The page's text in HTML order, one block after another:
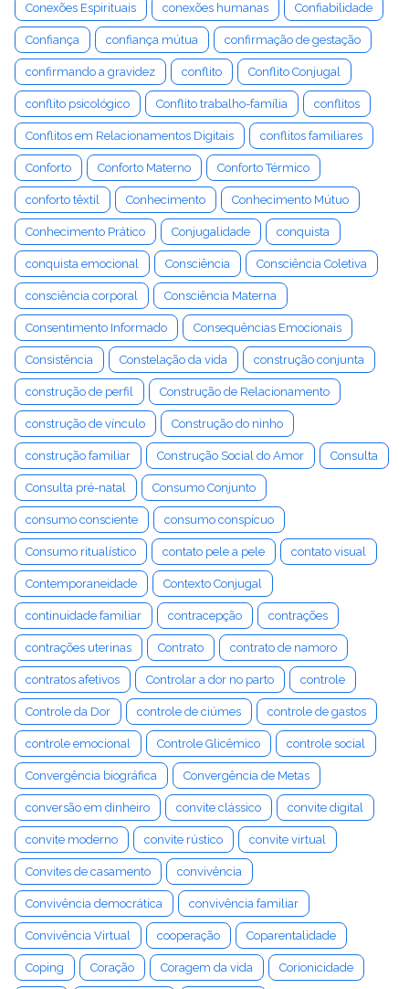
Conexões Espirituais conexões humanas Confiabilidade
Confiança confiança mútua confirmação de gestação
confirmando a gravidez conflito Conflito Conjugal
conflito psicológico Conflito trabalho-família conflitos
Conflitos em Relacionamentos Digitais conflitos familiares
Conforto Conforto Materno Conforto Térmico
conforto têxtil Conhecimento Conhecimento Mútuo
Conhecimento Prático Conjugalidade conquista
conquista emocional Consciência Consciência Coletiva
consciência corporal Consciência Materna
Consentimento Informado Consequências Emocionais
Consistência Constelação da vida construção conjunta
construção de perfil Construção de Relacionamento
construção de vínculo Construção do ninho
construção familiar Construção Social do Amor Consulta
Consulta pré-natal Consumo Conjunto
consumo consciente consumo conspícuo
Consumo ritualístico contato pele a pele contato visual
Contemporaneidade Contexto Conjugal
continuidade familiar contracepção contrações
contrações uterinas Contrato contrato de namoro
contratos afetivos Controlar a dor no parto controle
Controle da Dor controle de ciúmes controle de gastos
controle emocional Controle Glicêmico controle social
Convergência biográfica Convergência de Metas
conversão em dinheiro convite clássico convite digital
convite moderno convite rústico convite virtual
Convites de casamento convivência
Convivência democrática convivência familiar
Convivência Virtual cooperação Coparentalidade
Coping Coração Coragem da vida Corionicidade